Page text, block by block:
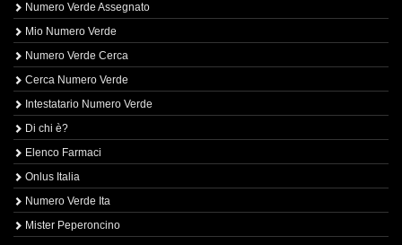
Numero Verde Assegnato
Mio Numero Verde
Numero Verde Cerca
Cerca Numero Verde
Intestatario Numero Verde
Di chi è?
Elenco Farmaci
Onlus Italia
Numero Verde Ita
Mister Peperoncino